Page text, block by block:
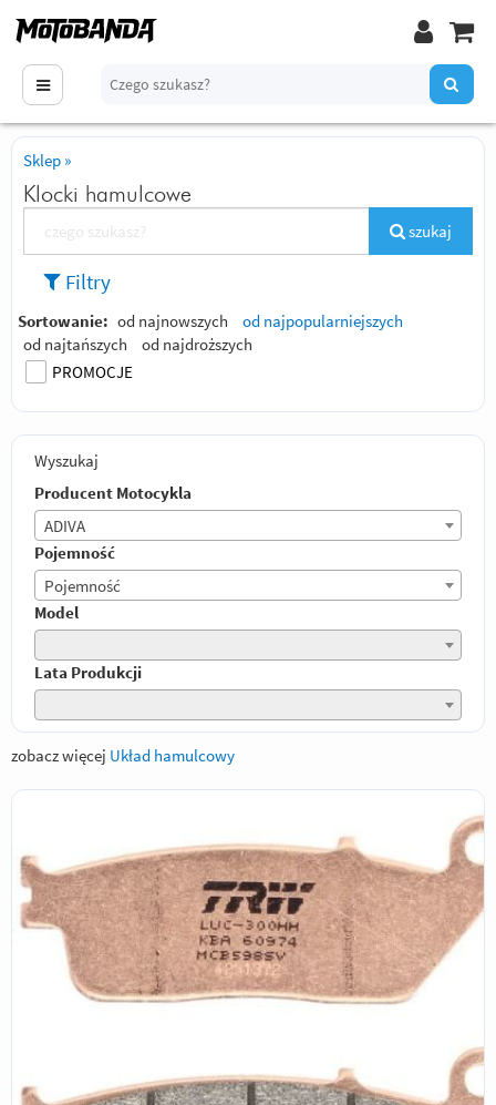
Sklep »
Klocki hamulcowe
szukaj
Filtry
Sortowanie: od najnowszych
od najpopularniejszych
od najtańszych
od najdroższych
PROMOCJE
Wyszukaj
Producent Motocykla
ADIVA
Pojemność
Pojemność
Model
Lata Produkcji
zobacz więcej Układ hamulcowy